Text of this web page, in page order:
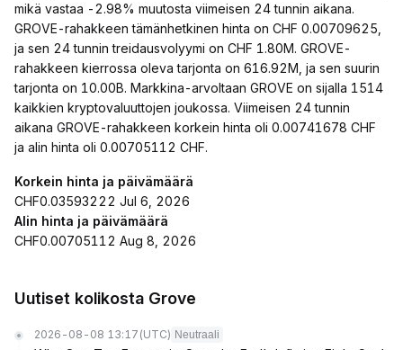
mikä vastaa -2.98% muutosta viimeisen 24 tunnin aikana.
GROVE-rahakkeen tämänhetkinen hinta on CHF 0.00709625,
ja sen 24 tunnin treidausvolyymi on CHF 1.80M. GROVE-
rahakkeen kierrossa oleva tarjonta on 616.92M, ja sen suurin
tarjonta on 10.00B. Markkina-arvoltaan GROVE on sijalla 1514
kaikkien kryptovaluuttojen joukossa. Viimeisen 24 tunnin
aikana GROVE-rahakkeen korkein hinta oli 0.00741678 CHF
ja alin hinta oli 0.00705112 CHF.
Korkein hinta ja päivämäärä
CHF0.03593222 Jul 6, 2026
Alin hinta ja päivämäärä
CHF0.00705112 Aug 8, 2026
Uutiset kolikosta Grove
2026-08-08 13:17 (UTC) Neutraali